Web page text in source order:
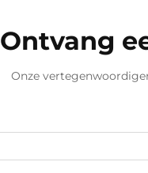
Ontvang
Onze